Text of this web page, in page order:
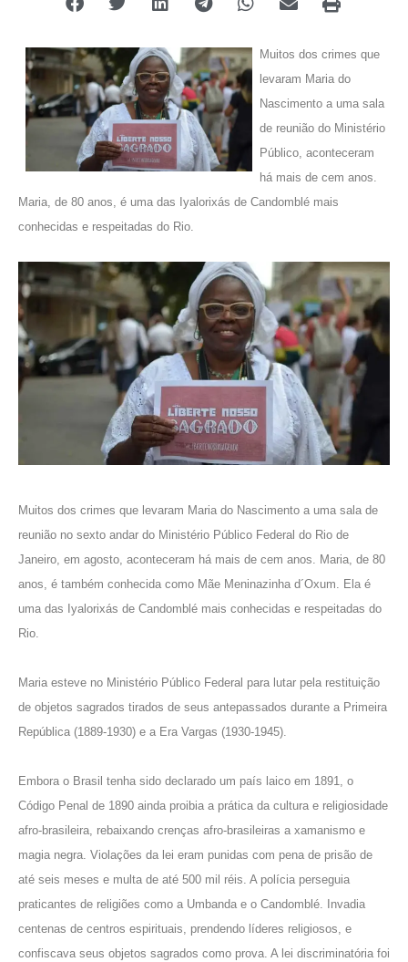
Muitos dos crimes que
levaram Maria do
Nascimento a uma sala
de reunião do Ministério
Público, aconteceram
há mais de cem anos.
Maria, de 80 anos, é uma das Iyalorixás de Candomblé mais
conhecidas e respeitadas do Rio.
Muitos dos crimes que levaram Maria do Nascimento a uma sala de
reunião no sexto andar do Ministério Público Federal do Rio de
Janeiro, em agosto, aconteceram há mais de cem anos. Maria, de 80
anos, é também conhecida como Mãe Meninazinha d´Oxum. Ela é
uma das Iyalorixás de Candomblé mais conhecidas e respeitadas do
Rio.
Maria esteve no Ministério Público Federal para lutar pela restituição
de objetos sagrados tirados de seus antepassados durante a Primeira
República (1889-1930) e a Era Vargas (1930-1945).
Embora o Brasil tenha sido declarado um país laico em 1891, o
Código Penal de 1890 ainda proibia a prática da cultura e religiosidade
afro-brasileira, rebaixando crenças afro-brasileiras a xamanismo e
magia negra. Violações da lei eram punidas com pena de prisão de
até seis meses e multa de até 500 mil réis. A polícia perseguia
praticantes de religiões como a Umbanda e o Candomblé. Invadia
centenas de centros espirituais, prendendo líderes religiosos, e
confiscava seus objetos sagrados como prova. A lei discriminatória foi